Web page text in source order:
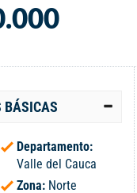
BÁSICAS
Departamento:
Valle del Cauca
Zona: Norte